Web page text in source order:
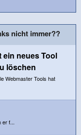
nicht immer??
ein neues Tool
löschen
Webmaster Tools hat
er f...